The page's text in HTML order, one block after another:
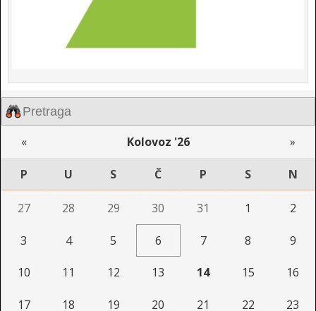
« Kolovoz '26 »
P U S Č P S N
27 28 29 30 31 1 2
3 4 5 6 7 8 9
10 11 12 13 14 15 16
17 18 19 20 21 22 23